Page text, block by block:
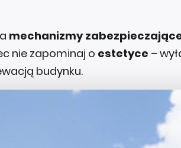
mechanizmy
nie zapominaj o estetyce –
budynku.